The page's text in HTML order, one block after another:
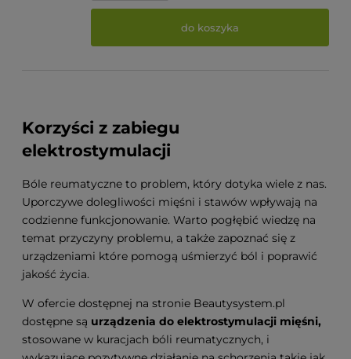
do koszyka
Korzyści z zabiegu
elektrostymulacji
Bóle reumatyczne to problem, który dotyka wiele z nas.
Uporczywe dolegliwości mięśni i stawów wpływają na
codzienne funkcjonowanie. Warto pogłębić wiedzę na
temat przyczyny problemu, a także zapoznać się z
urządzeniami które pomogą uśmierzyć ból i poprawić
jakość życia.
W ofercie dostępnej na stronie Beautysystem.pl
dostępne są urządzenia do elektrostymulacji mięśni,
stosowane w kuracjach bóli reumatycznych, i